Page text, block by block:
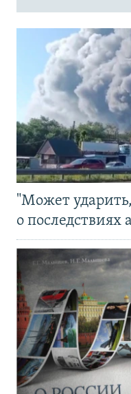
"Может
о последствиях